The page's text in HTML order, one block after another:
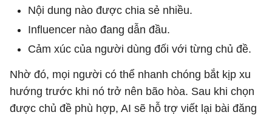
Nội dung nào được chia sẻ nhiều.
Influencer nào đang dẫn đầu.
Cảm xúc của người dùng đối với từng chủ đề.
Nhờ đó, mọi người có thể nhanh chóng bắt kịp xu
hướng trước khi nó trở nên bão hòa. Sau khi chọn
được chủ đề phù hợp, AI sẽ hỗ trợ viết lại bài đăng